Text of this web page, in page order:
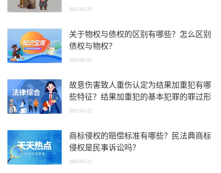
2023-05-22
关于物权与债权的区别有哪些？怎么区别
债权与物权？
2023-05-22
故意伤害致人重伤认定为结果加重犯有哪
些特征？结果加重犯的基本犯罪的罪过形
式不包括哪些？
2023-05-22
商标侵权的赔偿标准有哪些？民法典商标
侵权是民事诉讼吗？
2023-05-22